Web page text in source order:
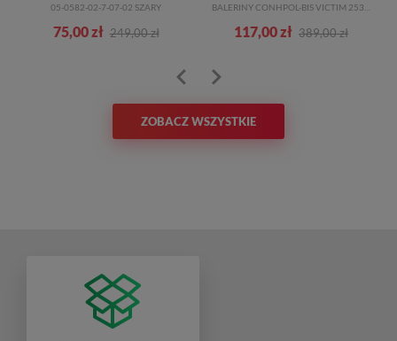
05-0582-02-7-07-02 SZARY
75,00 zł 249,00 zł 117,00 zł 389,00 zł
ZOBACZ WSZYSTKIE